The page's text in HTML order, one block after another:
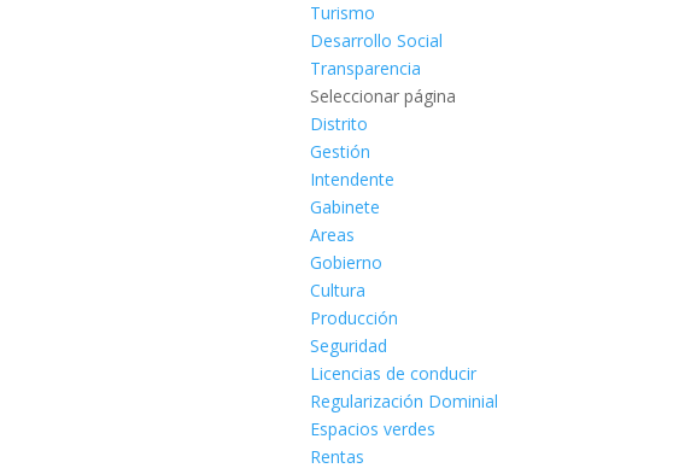
Turismo
Desarrollo Social
Transparencia
Seleccionar página
Distrito
Gestión
Intendente
Gabinete
Areas
Gobierno
Cultura
Producción
Seguridad
Licencias de conducir
Regularización Dominial
Espacios verdes
Rentas